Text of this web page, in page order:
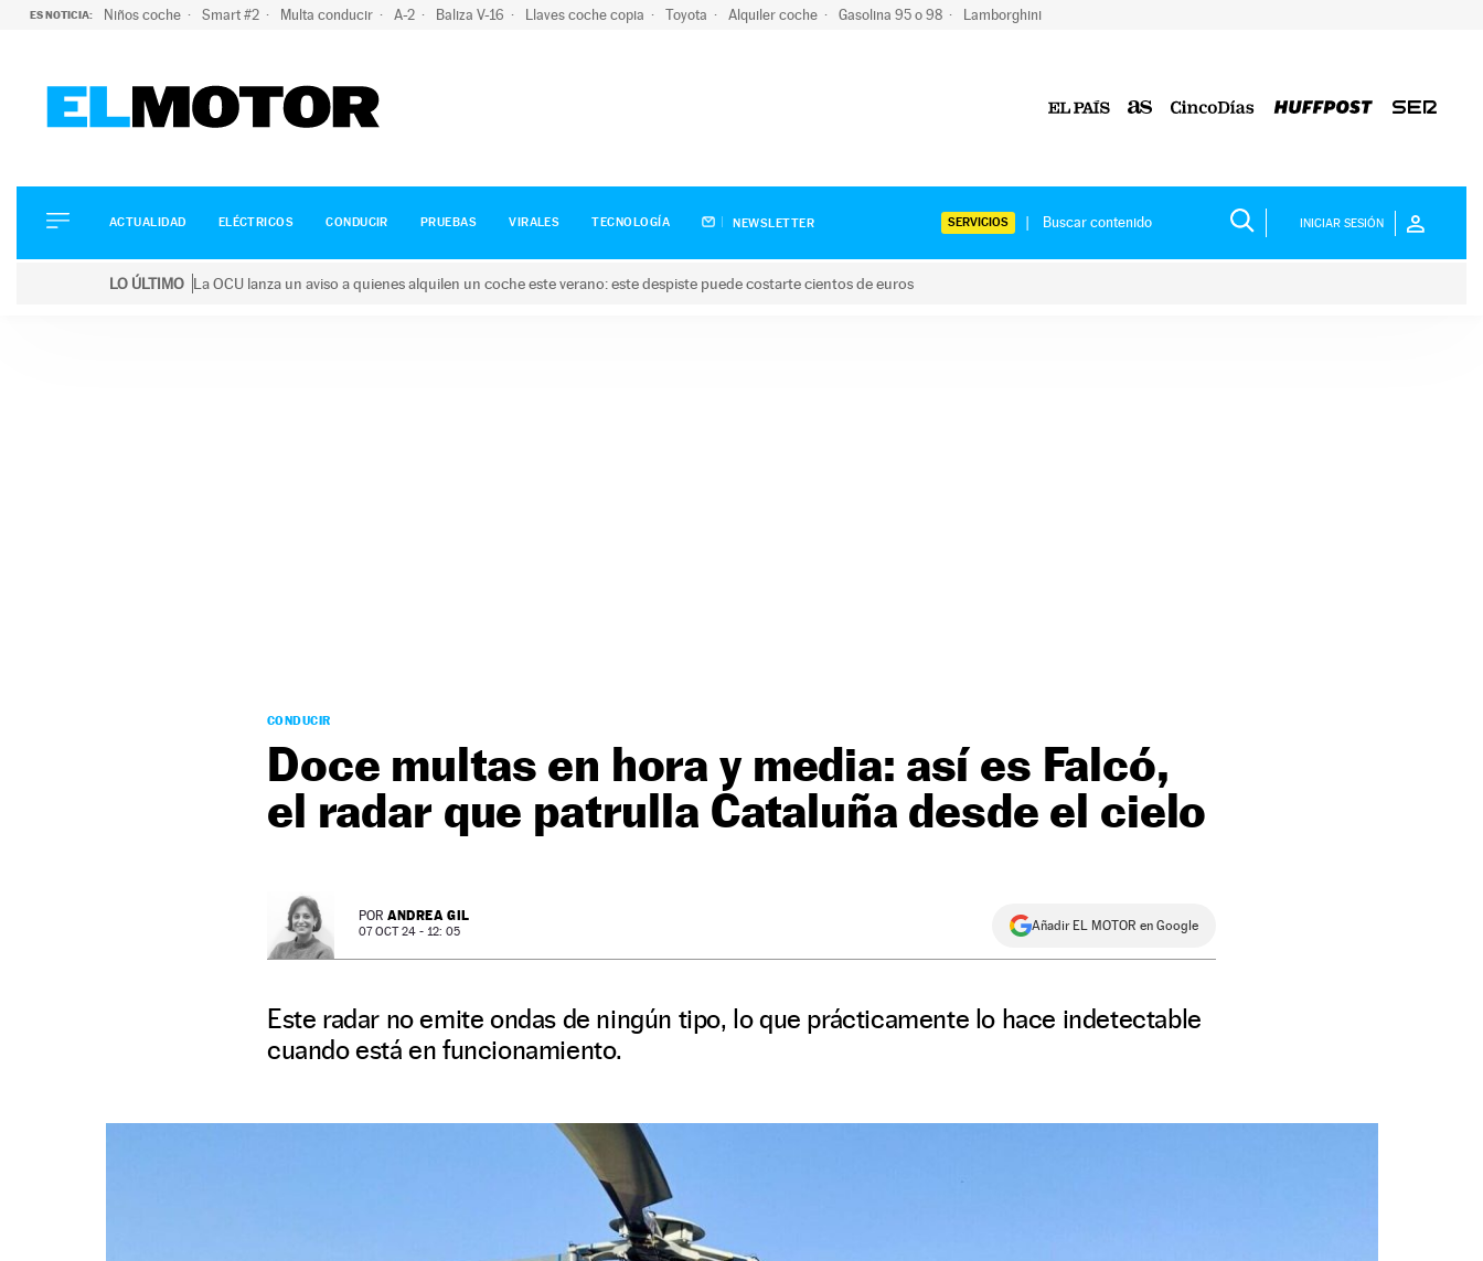
ES NOTICIA: Niños coche Smart #2 Multa conducir A-2 Baliza V-16 Llaves coche copia Toyota Alquiler coche Gasolina 95 o 98 Lamborghini
ELÉCTRICOS
CONDUCIR
ACTUALIDAD ELÉCTRICOS CONDUCIR PRUEBAS VIRALES TECNOLOGÍA NEWSLETTER SERVICIOS INICIAR SESIÓN
LO ÚLTIMO La OCU lanza un aviso a quienes alquilen un coche este verano: este despiste puede costarte cientos de euros
CONDUCIR
Doce multas en hora y media: así es Falcó,
el radar que patrulla Cataluña desde el cielo
POR ANDREA GIL
07 OCT 24 - 12: 05 Añadir EL MOTOR en Google
Este radar no emite ondas de ningún tipo, lo que prácticamente lo hace indetectable
cuando está en funcionamiento.